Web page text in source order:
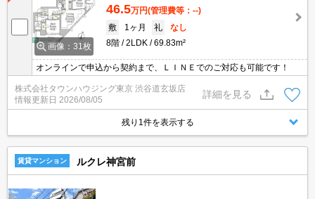
画像：31枚
46.5万円(管理費等：--)
敷
1ヶ月 礼
なし
8階
2LDK 69.83m²
オンラインで申込から契約まで、ＬＩＮＥでのご対応も可能です！
株式会社タウンハウジング東京 渋谷道玄坂店
情報更新日 2026/08/05
詳細を見る
残り1件を表示する
賃貸マンション ルクレ神宮前